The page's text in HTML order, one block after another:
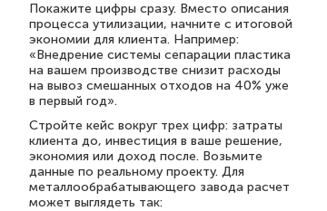
Покажите цифры сразу. Вместо описания
процесса утилизации, начните с итоговой
экономии для клиента. Например:
«Внедрение системы сепарации пластика
на вашем производстве снизит расходы
на вывоз смешанных отходов на 40% уже
в первый год».
Стройте кейс вокруг трех цифр: затраты
клиента до, инвестиция в ваше решение,
экономия или доход после. Возьмите
данные по реальному проекту. Для
металлообрабатывающего завода расчет
может выглядеть так: